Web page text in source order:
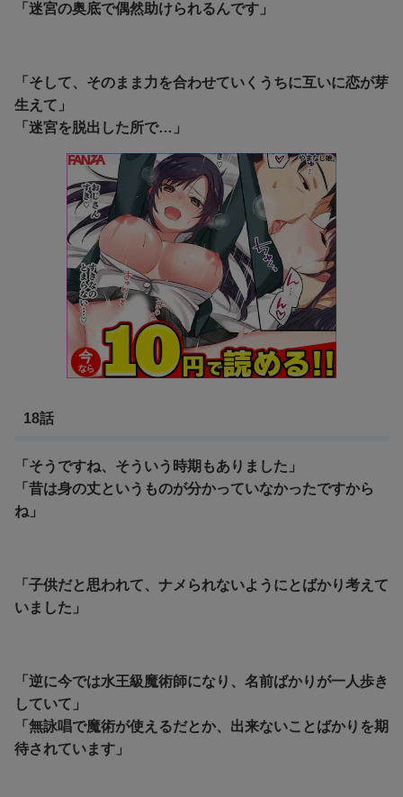
「迷宮の奥底で偶然助けられるんです」
「そして、そのまま力を合わせていくうちに互いに恋が芽
生えて」
「迷宮を脱出した所で…」
18話
「そうですね、そういう時期もありました」
「 昔は身の丈というものが分かっていなかったですから
ね」
「子供だと思われて、ナメられないようにとばかり考えて
いました」
「逆に今では水王級魔術師になり、名前ばかりが一人歩き
していて」
「無詠唱で魔術が使えるだとか、出来ないことばかりを期
待されています」